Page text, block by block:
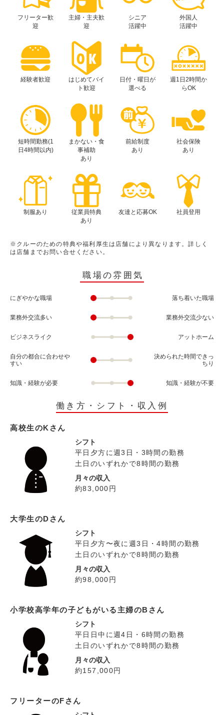
フリーター歓
迎
主婦・主夫歓
迎
シニア
活躍中
外国人
活躍中
経験者歓迎
はじめてバイ
ト歓迎
日付・曜日が
選べる
週1日2時間か
らOK
短時間勤務(1
日4時間以内)
まかない・食
事補助
あり
前給制度
あり
社会保険
あり
制服あり
従業員特典
あり
友達と応募OK 社員登用
※クルーのための特典や福利厚生は店舗により異なります。詳しく
は店舗までお問い合せください。
職場の雰囲気
にぎやかな職場 落ち着いた職場
業務外交流多い 業務外交流少ない
ビジネスライク アットホーム
自分の都合に合わせや
すい
決められた時間できっ
ちり
知識・経験が必要 知識・経験が不要
働き方・シフト・収入例
高校生のKさん
シフト
平日夕方に週3日・3時間の勤務
土日のいずれかで8時間の勤務
月々の収入
約83,000円
大学生のDさん
シフト
平日夕方〜夜に週3日・4時間の勤務
土日のいずれかで8時間の勤務
月々の収入
約98,000円
小学校高学年の子どもがいる主婦のBさん
シフト
平日日中に週4日・6時間の勤務
土日のいずれかで8時間の勤務
月々の収入
約157,000円
フリーターのFさん